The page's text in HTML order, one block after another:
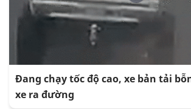
Đang chạy tốc độ cao, xe bản tải
xe ra đường